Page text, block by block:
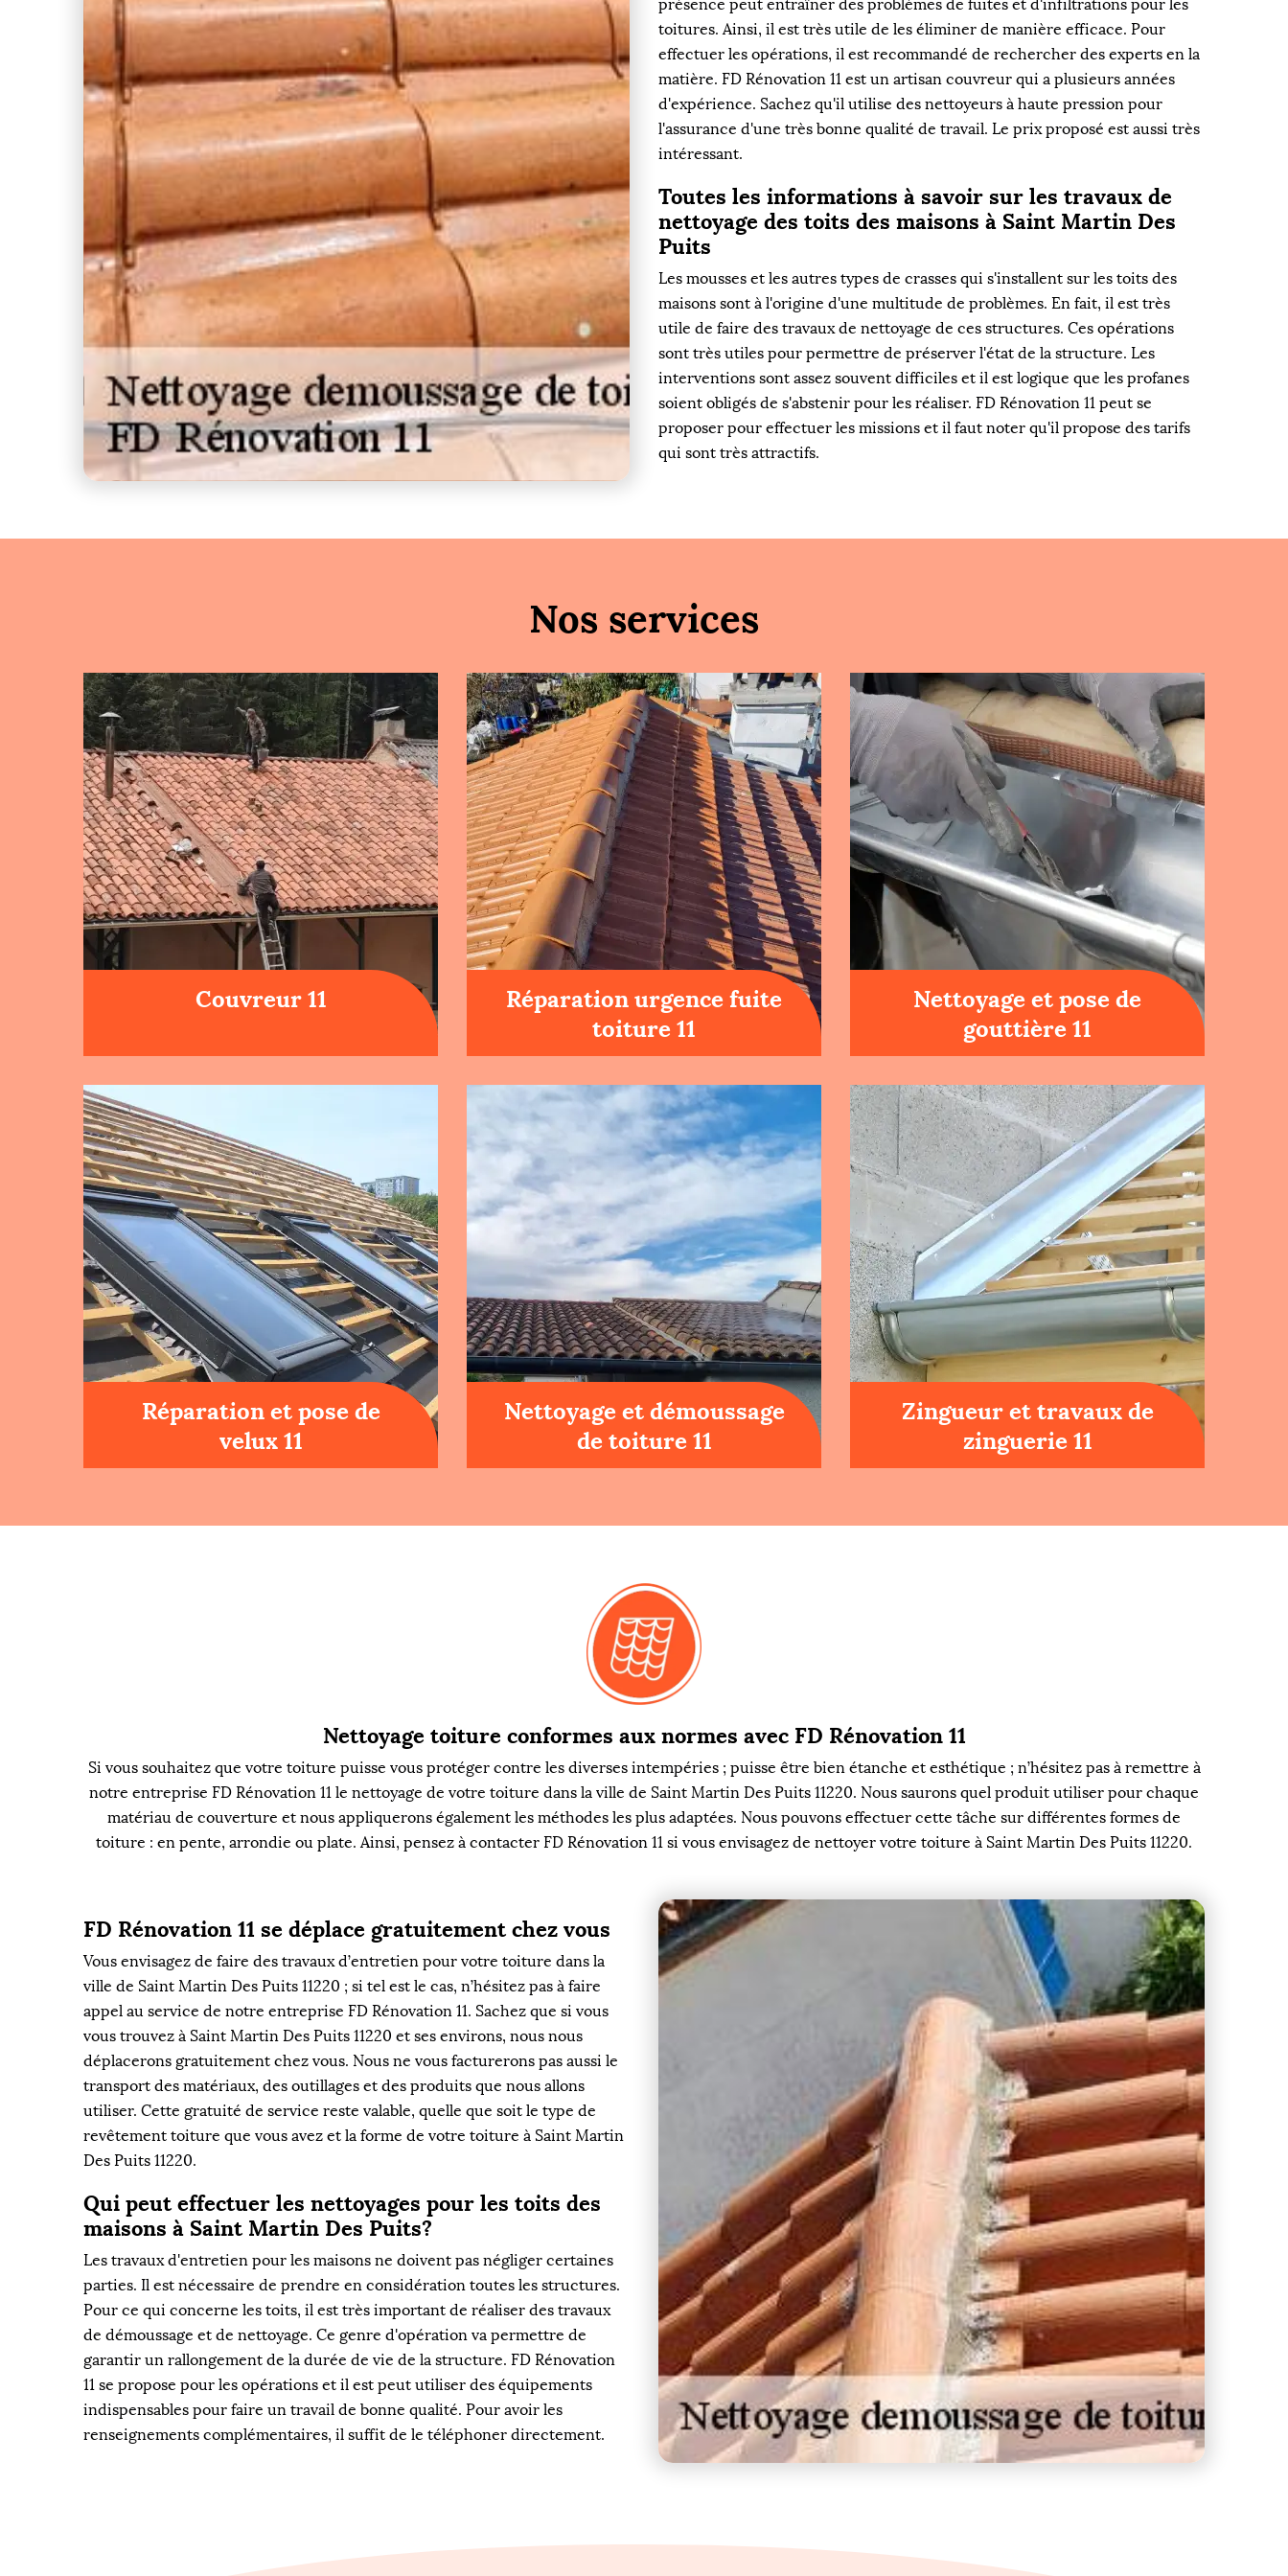
présence peut entraîner des problèmes de fuites et d'infiltrations pour les
toitures. Ainsi, il est très utile de les éliminer de manière efficace. Pour
effectuer les opérations, il est recommandé de rechercher des experts en la
matière. FD Rénovation 11 est un artisan couvreur qui a plusieurs années
d'expérience. Sachez qu'il utilise des nettoyeurs à haute pression pour
l'assurance d'une très bonne qualité de travail. Le prix proposé est aussi très
intéressant.
Toutes les informations à savoir sur les travaux de
nettoyage des toits des maisons à Saint Martin Des
Puits
Les mousses et les autres types de crasses qui s'installent sur les toits des
maisons sont à l'origine d'une multitude de problèmes. En fait, il est très
utile de faire des travaux de nettoyage de ces structures. Ces opérations
sont très utiles pour permettre de préserver l'état de la structure. Les
interventions sont assez souvent difficiles et il est logique que les profanes
soient obligés de s'abstenir pour les réaliser. FD Rénovation 11 peut se
proposer pour effectuer les missions et il faut noter qu'il propose des tarifs
qui sont très attractifs.
Nos services
Couvreur 11
Réparation urgence fuite
toiture 11
Nettoyage et pose de
gouttière 11
Réparation et pose de
velux 11
Nettoyage et démoussage
de toiture 11
Zingueur et travaux de
zinguerie 11
Nettoyage toiture conformes aux normes avec FD Rénovation 11
Si vous souhaitez que votre toiture puisse vous protéger contre les diverses intempéries ; puisse être bien étanche et esthétique ; n’hésitez pas à remettre à
notre entreprise FD Rénovation 11 le nettoyage de votre toiture dans la ville de Saint Martin Des Puits 11220. Nous saurons quel produit utiliser pour chaque
matériau de couverture et nous appliquerons également les méthodes les plus adaptées. Nous pouvons effectuer cette tâche sur différentes formes de
toiture : en pente, arrondie ou plate. Ainsi, pensez à contacter FD Rénovation 11 si vous envisagez de nettoyer votre toiture à Saint Martin Des Puits 11220.
FD Rénovation 11 se déplace gratuitement chez vous
Vous envisagez de faire des travaux d’entretien pour votre toiture dans la
ville de Saint Martin Des Puits 11220 ; si tel est le cas, n’hésitez pas à faire
appel au service de notre entreprise FD Rénovation 11. Sachez que si vous
vous trouvez à Saint Martin Des Puits 11220 et ses environs, nous nous
déplacerons gratuitement chez vous. Nous ne vous facturerons pas aussi le
transport des matériaux, des outillages et des produits que nous allons
utiliser. Cette gratuité de service reste valable, quelle que soit le type de
revêtement toiture que vous avez et la forme de votre toiture à Saint Martin
Des Puits 11220.
Qui peut effectuer les nettoyages pour les toits des
maisons à Saint Martin Des Puits?
Les travaux d'entretien pour les maisons ne doivent pas négliger certaines
parties. Il est nécessaire de prendre en considération toutes les structures.
Pour ce qui concerne les toits, il est très important de réaliser des travaux
de démoussage et de nettoyage. Ce genre d'opération va permettre de
garantir un rallongement de la durée de vie de la structure. FD Rénovation
11 se propose pour les opérations et il est peut utiliser des équipements
indispensables pour faire un travail de bonne qualité. Pour avoir les
renseignements complémentaires, il suffit de le téléphoner directement.